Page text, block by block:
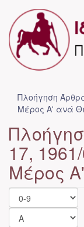
Πλοήγηση
Μέρος Α' ανά
17,
Μέρος